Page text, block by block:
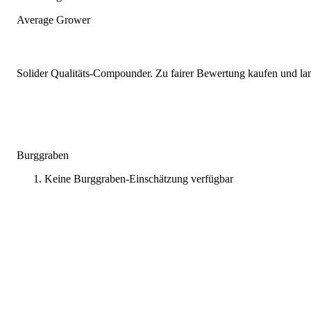
Average Grower
Solider Qualitäts-Compounder. Zu fairer Bewertung kaufen und
Burggraben
Keine Burggraben-Einschätzung verfügbar